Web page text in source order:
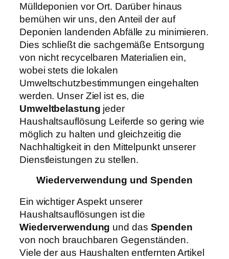
Mülldeponien vor Ort. Darüber hinaus
bemühen wir uns, den Anteil der auf
Deponien landenden Abfälle zu minimieren.
Dies schließt die sachgemäße Entsorgung
von nicht recycelbaren Materialien ein,
wobei stets die lokalen
Umweltschutzbestimmungen eingehalten
werden. Unser Ziel ist es, die
Umweltbelastung jeder
Haushaltsauflösung Leiferde so gering wie
möglich zu halten und gleichzeitig die
Nachhaltigkeit in den Mittelpunkt unserer
Dienstleistungen zu stellen.
Wiederverwendung und Spenden
Ein wichtiger Aspekt unserer
Haushaltsauflösungen ist die
Wiederverwendung und das Spenden
von noch brauchbaren Gegenständen.
Viele der aus Haushalten entfernten Artikel